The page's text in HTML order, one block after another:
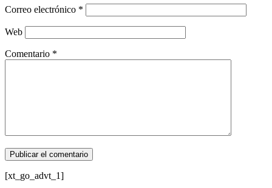
Correo electrónico *
Web
Comentario *
[xt_go_advt_1]